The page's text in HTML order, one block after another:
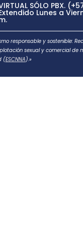
SÓLO PBX.
Lunes a
responsable y sostenible:
sexual y comercial de
(ESCNNA).»